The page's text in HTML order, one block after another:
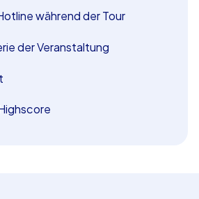
während der Tour
der Veranstaltung